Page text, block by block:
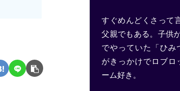
すぐめんどくさって
父親でもある。子供
でやっていた「ひみ
がきっかけでロブロ
ーム好き。